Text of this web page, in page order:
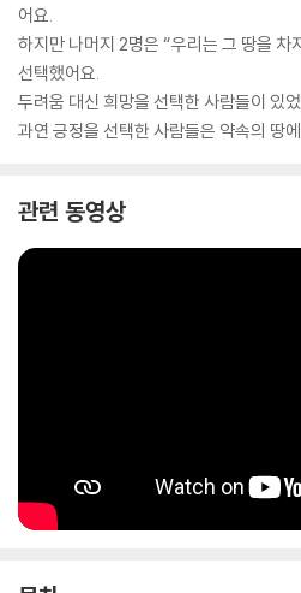
어요.
하지만 나머지 2명은 “우리는 그 땅을 차
선택했어요.
두려움 대신 희망을 선택한 사람들이 있
과연 긍정을 선택한 사람들은 약속의 땅
관련 동영상